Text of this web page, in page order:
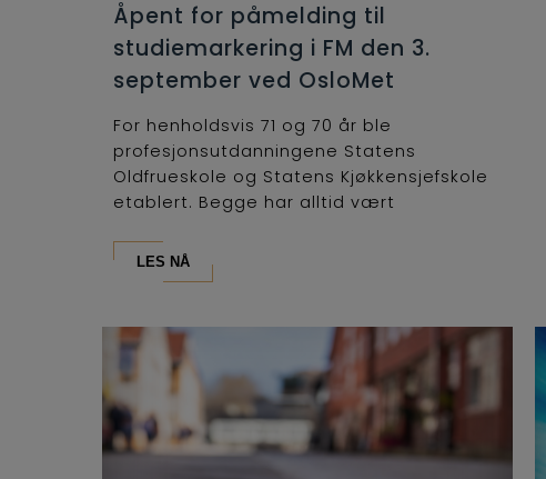
Åpent for påmelding til
studiemarkering i FM den 3.
september ved OsloMet
For henholdsvis 71 og 70 år ble
profesjonsutdanningene Statens
Oldfrueskole og Statens Kjøkkensjefskole
etablert. Begge har alltid vært
LES NÅ